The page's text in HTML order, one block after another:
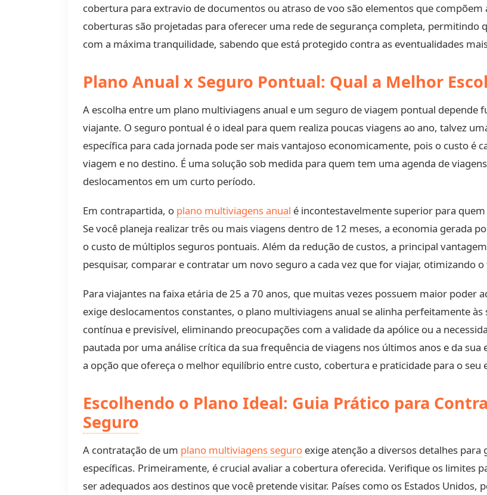
cobertura para extravio de documentos ou atraso de voo são elementos que
coberturas são projetadas para oferecer uma rede de segurança completa, permitindo
com a máxima tranquilidade, sabendo que está protegido contra as eventualidades
Plano Anual x Seguro Pontual: Qual a Melhor
A escolha entre um plano multiviagens anual e um seguro de viagem pontual
viajante. O seguro pontual é o ideal para quem realiza poucas viagens ao ano, talvez
específica para cada jornada pode ser mais vantajoso economicamente, pois o custo é
viagem e no destino. É uma solução sob medida para quem tem uma agenda de
deslocamentos em um curto período.
Em contrapartida, o plano multiviagens anual é incontestavelmente superior para
Se você planeja realizar três ou mais viagens dentro de 12 meses, a economia gerada
o custo de múltiplos seguros pontuais. Além da redução de custos, a principal
pesquisar, comparar e contratar um novo seguro a cada vez que for viajar, otimizando
Para viajantes na faixa etária de 25 a 70 anos, que muitas vezes possuem maior poder
exige deslocamentos constantes, o plano multiviagens anual se alinha perfeitamente
contínua e previsível, eliminando preocupações com a validade da apólice ou a
pautada por uma análise crítica da sua frequência de viagens nos últimos anos e da
a opção que ofereça o melhor equilíbrio entre custo, cobertura e praticidade para o seu
Escolhendo o Plano Ideal: Guia Prático para
Seguro
A contratação de um plano multiviagens seguro exige atenção a diversos detalhes para
específicas. Primeiramente, é crucial avaliar a cobertura oferecida. Verifique os limites
ser adequados aos destinos que você pretende visitar. Países como os Estados